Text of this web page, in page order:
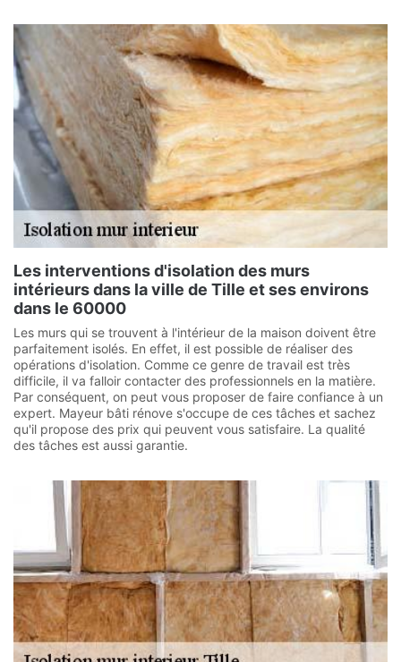
Les interventions d'isolation des murs
intérieurs dans la ville de Tille et ses environs
dans le 60000
Les murs qui se trouvent à l'intérieur de la maison doivent être
parfaitement isolés. En effet, il est possible de réaliser des
opérations d'isolation. Comme ce genre de travail est très
difficile, il va falloir contacter des professionnels en la matière.
Par conséquent, on peut vous proposer de faire confiance à un
expert. Mayeur bâti rénove s'occupe de ces tâches et sachez
qu'il propose des prix qui peuvent vous satisfaire. La qualité
des tâches est aussi garantie.